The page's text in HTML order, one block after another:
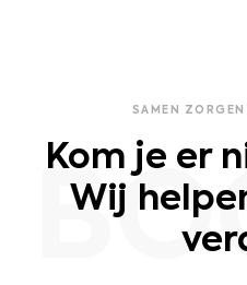
SAMEN ZORGEN
Kom je er
Wij